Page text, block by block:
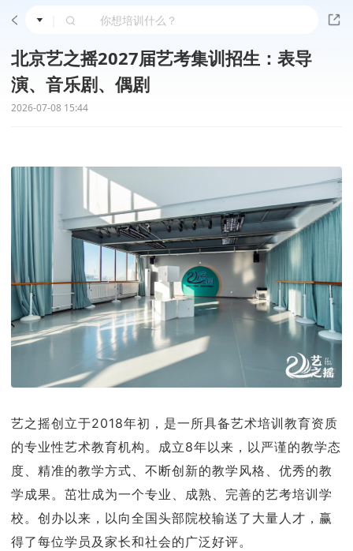
北京艺之摇2027届艺考集训招生：表导
演、音乐剧、偶剧
2026-07-08 15:44
艺之摇创立于2018年初，是一所具备艺术培训教育资质
的专业性艺术教育机构。成立8年以来，以严谨的教学态
度、精准的教学方式、不断创新的教学风格、优秀的教
学成果。茁壮成为一个专业、成熟、完善的艺考培训学
校。创办以来，以向全国头部院校输送了大量人才，赢
得了每位学员及家长和社会的广泛好评。